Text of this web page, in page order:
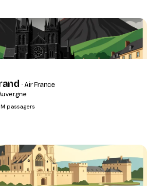
· Air France
M passagers